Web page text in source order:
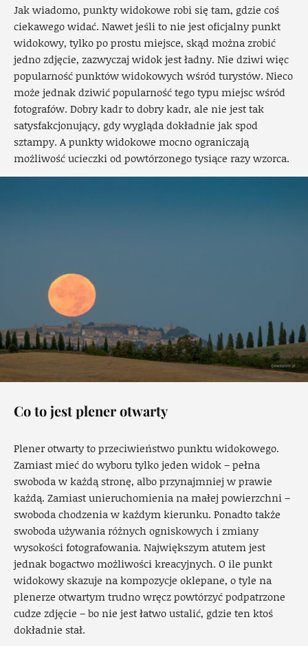
Jak wiadomo, punkty widokowe robi się tam, gdzie coś
ciekawego widać. Nawet jeśli to nie jest oficjalny punkt
widokowy, tylko po prostu miejsce, skąd można zrobić
jedno zdjęcie, zazwyczaj widok jest ładny. Nie dziwi więc
popularność punktów widokowych wśród turystów. Nieco
może jednak dziwić popularność tego typu miejsc wśród
fotografów. Dobry kadr to dobry kadr, ale nie jest tak
satysfakcjonujący, gdy wygląda dokładnie jak spod
sztampy. A punkty widokowe mocno ograniczają
możliwość ucieczki od powtórzonego tysiące razy wzorca.
Co to jest plener otwarty
Plener otwarty to przeciwieństwo punktu widokowego.
Zamiast mieć do wyboru tylko jeden widok – pełna
swoboda w każdą stronę, albo przynajmniej w prawie
każdą. Zamiast unieruchomienia na małej powierzchni –
swoboda chodzenia w każdym kierunku. Ponadto także
swoboda używania różnych ogniskowych i zmiany
wysokości fotografowania. Największym atutem jest
jednak bogactwo możliwości kreacyjnych. O ile punkt
widokowy skazuje na kompozycje oklepane, o tyle na
plenerze otwartym trudno wręcz powtórzyć podpatrzone
cudze zdjęcie – bo nie jest łatwo ustalić, gdzie ten ktoś
dokładnie stał.